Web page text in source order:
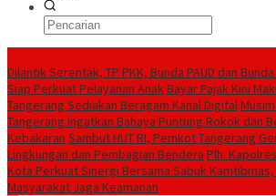
Dilantik Serentak, TP PKK, Bunda PAUD dan
Siap Perkuat Pelayanan AnakBayar Pajak Kini
Tangerang Sediakan Beragam Kanal Digital
Tangerang Ingatkan Bahaya Puntung Rokok dan
Kebakaran Sambut HUT RI, Pemkot Tangerang
Lingkungan dan Pembagian Bendera Plh.
Kota Perkuat Sinergi Bersama Sabuk
Masyarakat Jaga Keamanan